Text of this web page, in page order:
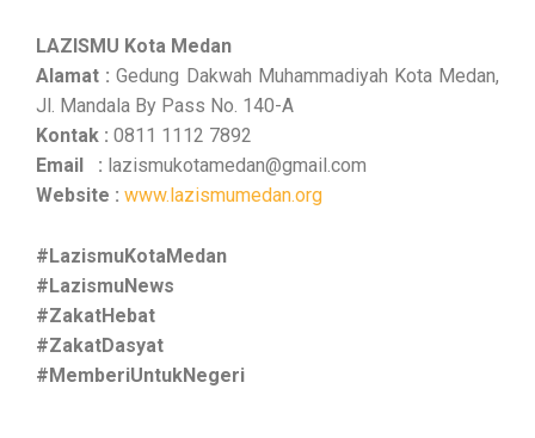
LAZISMU Kota Medan
Alamat : Gedung Dakwah Muhammadiyah Kota Medan,
Jl. Mandala By Pass No. 140-A
Kontak : 0811 1112 7892
Email : lazismukotamedan@gmail.com
Website : www.lazismumedan.org
#LazismuKotaMedan
#LazismuNews
#ZakatHebat
#ZakatDasyat
#MemberiUntukNegeri